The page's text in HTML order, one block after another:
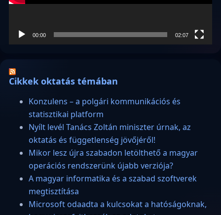
00:00 02:07
Cikkek oktatás témában
Konzulens – a polgári kommunikációs és
statisztikai platform
Nyílt levél Tanács Zoltán miniszter úrnak, az
oktatás és függetlenség jövőjéről!
Mikor lesz újra szabadon letölthető a magyar
operációs rendszerünk újabb verziója?
A magyar informatika és a szabad szoftverek
megtisztítása
Microsoft odaadta a kulcsokat a hatóságoknak,